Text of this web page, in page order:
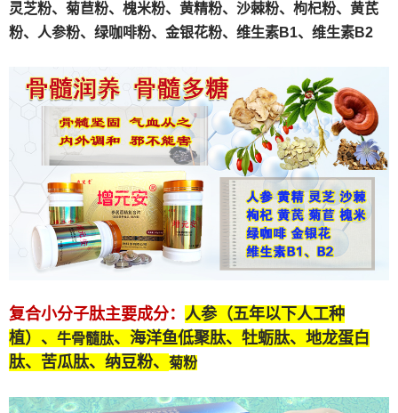
灵芝粉、 菊苣粉、 槐米粉、 黄精粉、沙棘粉、枸杞粉、黄芪
粉、人参粉、绿咖啡粉、金银花粉、维生素B1、维生素B2
复合小分子肽主要成分： 人参（五年以下人工种
植）、 牛骨髓肽、海洋鱼低聚肽、牡蛎肽、 地龙蛋白
肽、苦瓜肽、纳豆粉、 菊粉